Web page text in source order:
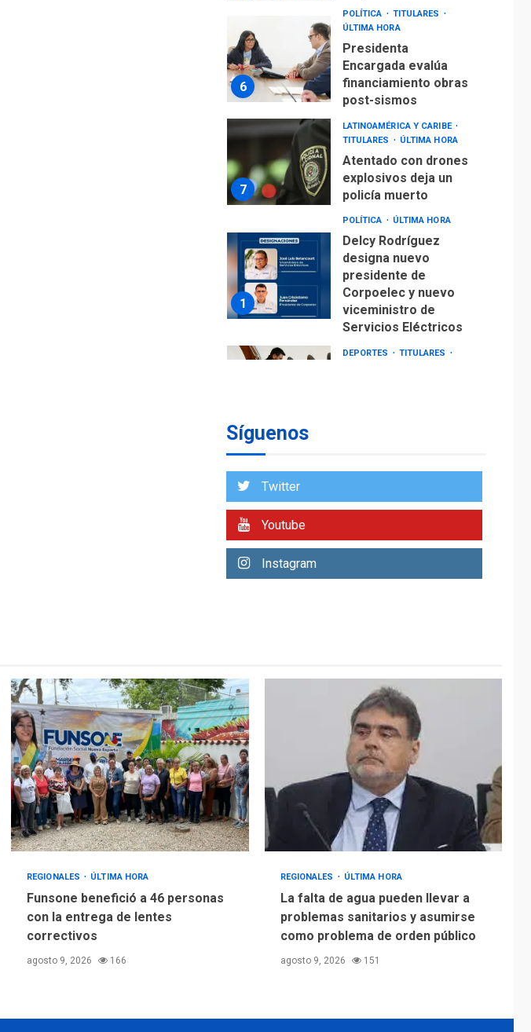
6
POLÍTICA
TITULARES
ÚLTIMA HORA
Presidenta
Encargada evalúa
financiamiento obras
post-sismos
7
LATINOAMÉRICA Y CARIBE
TITULARES
ÚLTIMA HORA
Atentado con drones
explosivos deja un
policía muerto
1
POLÍTICA ÚLTIMA HORA
Delcy Rodríguez
designa nuevo
presidente de
Corpoelec y nuevo
viceministro de
Servicios Eléctricos
DEPORTES
TITULARES
3
Funsone benefició a
entrega de lentes
pueden llevar a
5
Alcaldía de Mariño
climatiza Núcleo del
Sistema de
Orquestas Porlamar
Síguenos
Twitter
Youtube
Instagram
REGIONALES ÚLTIMA HORA
Funsone benefició a 46 personas
con la entrega de lentes
correctivos
agosto 9, 2026 166
REGIONALES ÚLTIMA HORA
La falta de agua pueden llevar a
problemas sanitarios y asumirse
como problema de orden público
agosto 9, 2026 151